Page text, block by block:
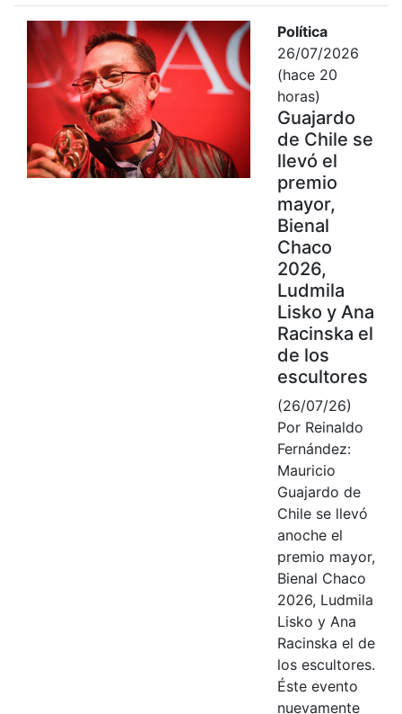
Política
26/07/2026
(hace 20
horas)
Guajardo
de Chile se
llevó el
premio
mayor,
Bienal
Chaco
2026,
Ludmila
Lisko y Ana
Racinska el
de los
escultores
(26/07/26)
Por Reinaldo
Fernández:
Mauricio
Guajardo de
Chile se llevó
anoche el
premio mayor,
Bienal Chaco
2026, Ludmila
Lisko y Ana
Racinska el de
los escultores.
Éste evento
nuevamente